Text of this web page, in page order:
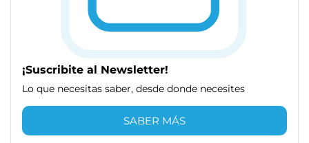
¡Suscribite al Newsletter!
Lo que necesitas saber, desde donde necesites
SABER MÁS